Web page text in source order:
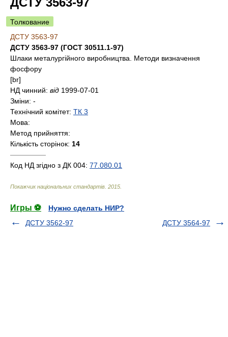
Толкование
ДСТУ 3563-97
ДСТУ 3563-97 (ГОСТ 30511.1-97)
Шлаки металургійного виробництва. Методи визначення
фосфору
[br]
НД чинний: від 1999-07-01
Зміни: -
Технічний комітет: ТК 3
Мова:
Метод прийняття:
Кількість сторінок: 14
—————
Код НД згідно з ДК 004: 77.080.01
Покажчик національних стандартів 2015
Игры ⚽
Нужно сделать НИР?
ДСТУ 3562-97
ДСТУ 3564-97